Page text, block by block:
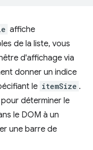
affiche
de la liste, vous
d'affichage via
donner un indice
le itemSize .
déterminer le
le DOM à un
une barre de